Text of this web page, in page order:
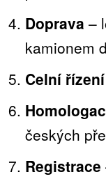
Doprava –
kamionem
Celní řízení
českých
Registrace